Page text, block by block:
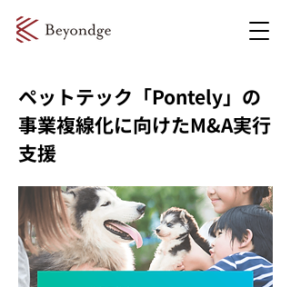
ペットテック「Pontely」の
事業複線化に向けたM&A実行
支援